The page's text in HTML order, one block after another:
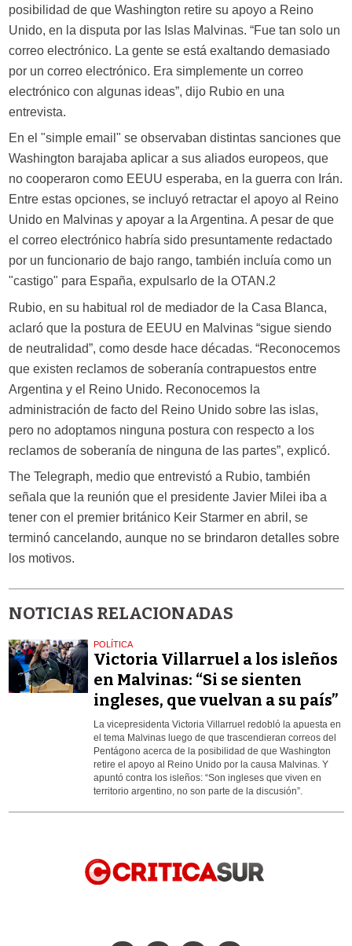
posibilidad de que Washington retire su apoyo a Reino
Unido, en la disputa por las Islas Malvinas. “Fue tan solo un
correo electrónico. La gente se está exaltando demasiado
por un correo electrónico. Era simplemente un correo
electrónico con algunas ideas”, dijo Rubio en una
entrevista.
En el "simple email" se observaban distintas sanciones que
Washington barajaba aplicar a sus aliados europeos, que
no cooperaron como EEUU esperaba, en la guerra con Irán.
Entre estas opciones, se incluyó retractar el apoyo al Reino
Unido en Malvinas y apoyar a la Argentina. A pesar de que
el correo electrónico habría sido presuntamente redactado
por un funcionario de bajo rango, también incluía como un
"castigo" para España, expulsarlo de la OTAN.2
Rubio, en su habitual rol de mediador de la Casa Blanca,
aclaró que la postura de EEUU en Malvinas “sigue siendo
de neutralidad”, como desde hace décadas. “Reconocemos
que existen reclamos de soberanía contrapuestos entre
Argentina y el Reino Unido. Reconocemos la
administración de facto del Reino Unido sobre las islas,
pero no adoptamos ninguna postura con respecto a los
reclamos de soberanía de ninguna de las partes”, explicó.
The Telegraph, medio que entrevistó a Rubio, también
señala que la reunión que el presidente Javier Milei iba a
tener con el premier británico Keir Starmer en abril, se
terminó cancelando, aunque no se brindaron detalles sobre
los motivos.
NOTICIAS RELACIONADAS
POLÍTICA
Victoria Villarruel a los isleños
en Malvinas: “Si se sienten
ingleses, que vuelvan a su país”
La vicepresidenta Victoria Villarruel redobló la apuesta en
el tema Malvinas luego de que trascendieran correos del
Pentágono acerca de la posibilidad de que Washington
retire el apoyo al Reino Unido por la causa Malvinas. Y
apuntó contra los isleños: “Son ingleses que viven en
territorio argentino, no son parte de la discusión”.